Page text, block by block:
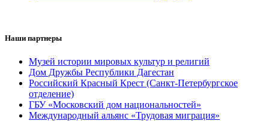
Наши партнеры
Музей истории мировых культур и религий
Дом Дружбы Республики Дагестан
Российский Красный Крест (Санкт-Петербургское
отделение)
ГБУ «Московский дом национальностей»
Международный альянс «Трудовая миграция»